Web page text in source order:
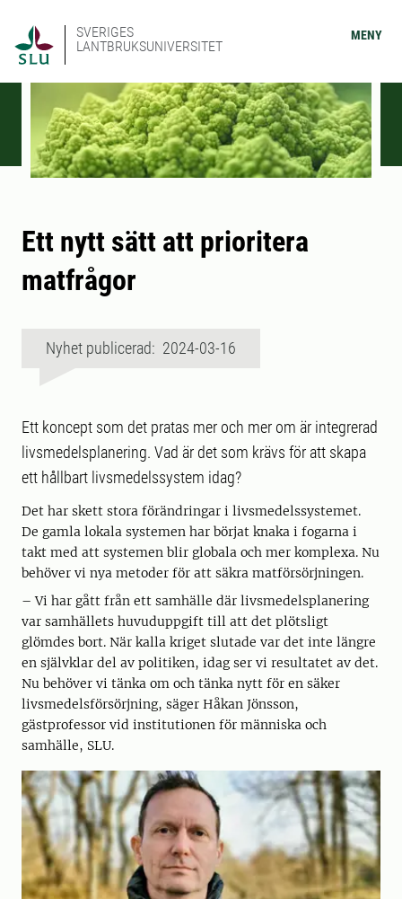
SVERIGES
LANTBRUKSUNIVERSITET
MENY
Ett nytt sätt att prioritera
matfrågor
Nyhet publicerad: 2024-03-16
Ett koncept som det pratas mer och mer om är integrerad
livsmedelsplanering. Vad är det som krävs för att skapa
ett hållbart livsmedelssystem idag?
Det har skett stora förändringar i livsmedelssystemet.
De gamla lokala systemen har börjat knaka i fogarna i
takt med att systemen blir globala och mer komplexa. Nu
behöver vi nya metoder för att säkra matförsörjningen.
– Vi har gått från ett samhälle där livsmedelsplanering
var samhällets huvuduppgift till att det plötsligt
glömdes bort. När kalla kriget slutade var det inte längre
en självklar del av politiken, idag ser vi resultatet av det.
Nu behöver vi tänka om och tänka nytt för en säker
livsmedelsförsörjning, säger Håkan Jönsson,
gästprofessor vid institutionen för människa och
samhälle, SLU.